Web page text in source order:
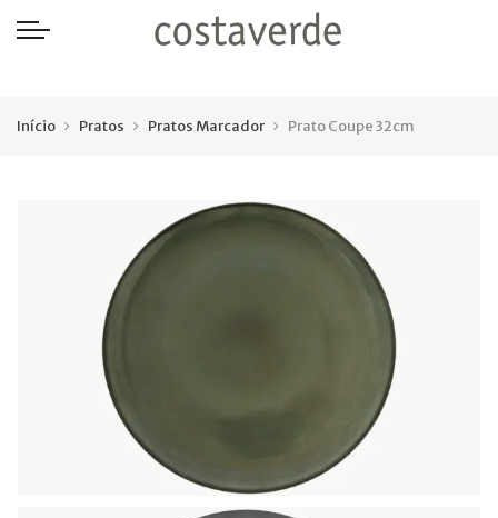
Início Pratos Pratos Marcador Prato Coupe 32cm